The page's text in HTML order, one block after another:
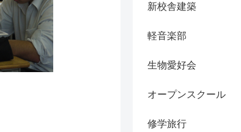
新校舎建築
軽音楽部
生物愛好会
オープンスクール
修学旅行